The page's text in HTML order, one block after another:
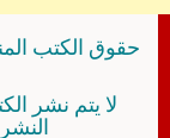
حقوق الكتب
لا يتم نشر